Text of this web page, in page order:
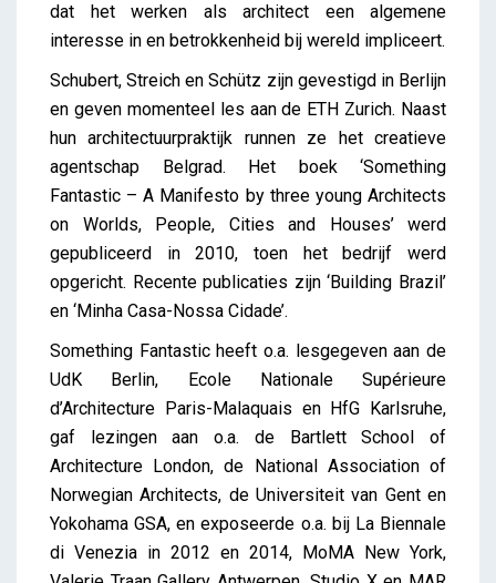
dat het werken als architect een algemene
interesse in en betrokkenheid bij wereld impliceert.
Schubert, Streich en Schütz zijn gevestigd in Berlijn
en geven momenteel les aan de ETH Zurich. Naast
hun architectuurpraktijk runnen ze het creatieve
agentschap Belgrad. Het boek ‘Something
Fantastic – A Manifesto by three young Architects
on Worlds, People, Cities and Houses’ werd
gepubliceerd in 2010, toen het bedrijf werd
opgericht. Recente publicaties zijn ‘Building Brazil’
en ‘Minha Casa-Nossa Cidade’.
Something Fantastic heeft o.a. lesgegeven aan de
UdK Berlin, Ecole Nationale Supérieure
d’Architecture Paris-Malaquais en HfG Karlsruhe,
gaf lezingen aan o.a. de Bartlett School of
Architecture London, de National Association of
Norwegian Architects, de Universiteit van Gent en
Yokohama GSA, en exposeerde o.a. bij La Biennale
di Venezia in 2012 en 2014, MoMA New York,